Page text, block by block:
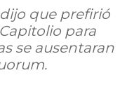
que prefirió
para
se ausentaran